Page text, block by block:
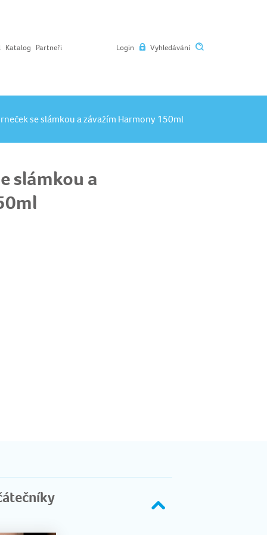
Katalog Partneři Login Vyhledávání
se slámkou a závažím Harmony 150ml
slámkou a